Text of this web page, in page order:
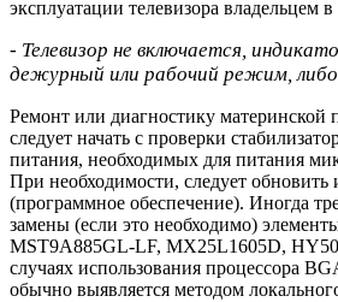
эксплуатации телевизора владельцем
- Телевизор не включается,
дежурный или рабочий режим,
Ремонт или диагностику материнской
следует начать с проверки
питания, необходимых для питания
При необходимости, следует
(программное обеспечение). Иногда
замены (если это необходимо)
MST9A885GL-LF, MX25L1605D,
случаях использования процессора
обычно выявляется методом